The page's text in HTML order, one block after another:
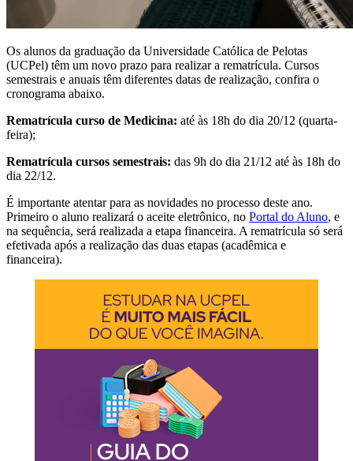
Os alunos da graduação da Universidade Católica de Pelotas
(UCPel) têm um novo prazo para realizar a rematrícula. Cursos
semestrais e anuais têm diferentes datas de realização, confira o
cronograma abaixo.
Rematrícula curso de Medicina: até às 18h do dia 20/12 (quarta-
feira);
Rematrícula cursos semestrais: das 9h do dia 21/12 até às 18h do
dia 22/12.
É importante atentar para as novidades no processo deste ano.
Primeiro o aluno realizará o aceite eletrônico, no Portal do Aluno, e
na sequência, será realizada a etapa financeira. A rematrícula só será
efetivada após a realização das duas etapas (acadêmica e
financeira).